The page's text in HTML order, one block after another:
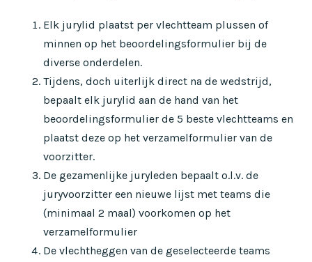
Elk jurylid plaatst per vlechtteam plussen of
minnen op het beoordelingsformulier bij de
diverse onderdelen.
Tijdens, doch uiterlijk direct na de wedstrijd,
bepaalt elk jurylid aan de hand van het
beoordelingsformulier de 5 beste vlechtteams en
plaatst deze op het verzamelformulier van de
voorzitter.
De gezamenlijke juryleden bepaalt o.l.v. de
juryvoorzitter een nieuwe lijst met teams die
(minimaal 2 maal) voorkomen op het
verzamelformulier
De vlechtheggen van de geselecteerde teams